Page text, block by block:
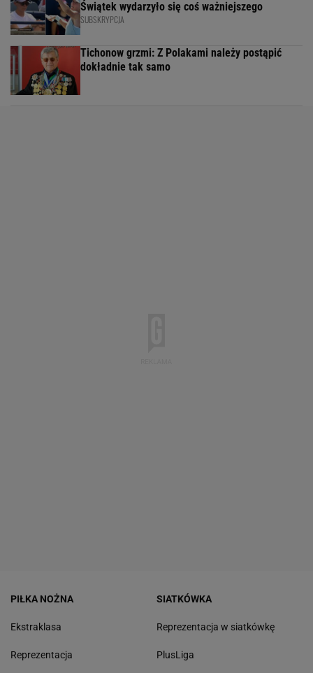
Świątek wydarzyło się coś ważniejszego
SUBSKRYPCJA
Tichonow grzmi: Z Polakami należy postąpić
dokładnie tak samo
PIŁKA NOŻNA
Ekstraklasa
Reprezentacja
SIATKÓWKA
Reprezentacja w siatkówkę
PlusLiga